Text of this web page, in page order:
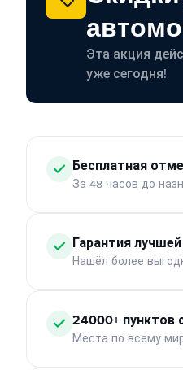
Эта акция
уже сегодня!
Бесплатная
За 48 часов до
Гарантия
Нашёл более
24000+ пунктов
Места по всему